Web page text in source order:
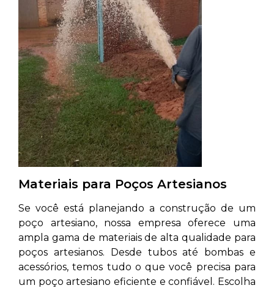
Materiais para Poços Artesianos
Se você está planejando a construção de um
poço artesiano, nossa empresa oferece uma
ampla gama de materiais de alta qualidade para
poços artesianos. Desde tubos até bombas e
acessórios, temos tudo o que você precisa para
um poço artesiano eficiente e confiável. Escolha